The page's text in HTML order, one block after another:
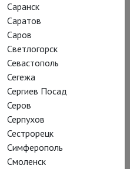
с
о
«Средь
– не
при
крупной
Саранск
Саратов
Саров
Светлогорск
Севастополь
Сегежа
Сергиев Посад
Серов
Серпухов
Сестрорецк
Симферополь
Смоленск